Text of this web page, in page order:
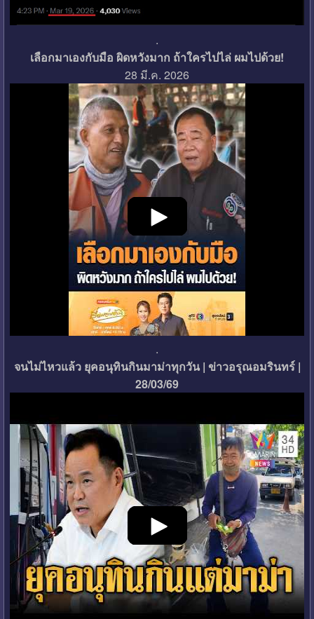
.
เลือกมาเองกับมือ ผิดหวังมาก ถ้าใครไปไล่ ผมไปด้วย!
28 มี.ค. 2026
.
จนไม่ไหวแล้ว ยุคอนุทินกินมาม่าทุกวัน | ข่าวอรุณอมรินทร์ |
28/03/69